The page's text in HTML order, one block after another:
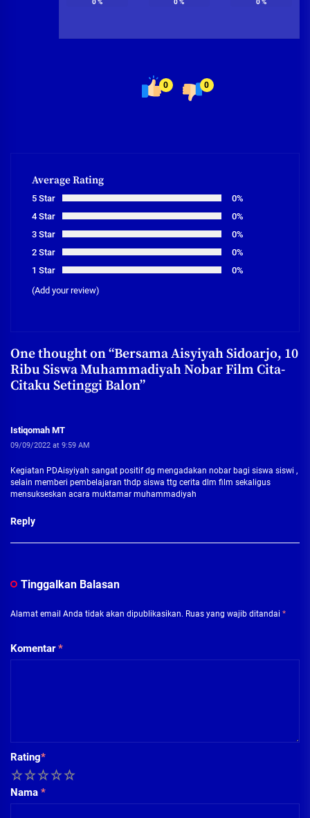
0% 0% 0%
0 0
Average Rating
5 Star
0%
4 Star
0%
3 Star
0%
2 Star
0%
1 Star
0%
(Add your review)
One thought on “Bersama Aisyiyah Sidoarjo, 10
Ribu Siswa Muhammadiyah Nobar Film Cita-
Citaku Setinggi Balon”
Istiqomah MT
09/09/2022 at 9:59 AM
Kegiatan PDAisyiyah sangat positif dg mengadakan nobar bagi siswa siswi ,
selain memberi pembelajaran thdp siswa ttg cerita dlm film sekaligus
mensukseskan acara muktamar muhammadiyah
Reply
Tinggalkan Balasan
Alamat email Anda tidak akan dipublikasikan. Ruas yang wajib ditandai *
Komentar*
Rating*
5
4
3
2
Nama *